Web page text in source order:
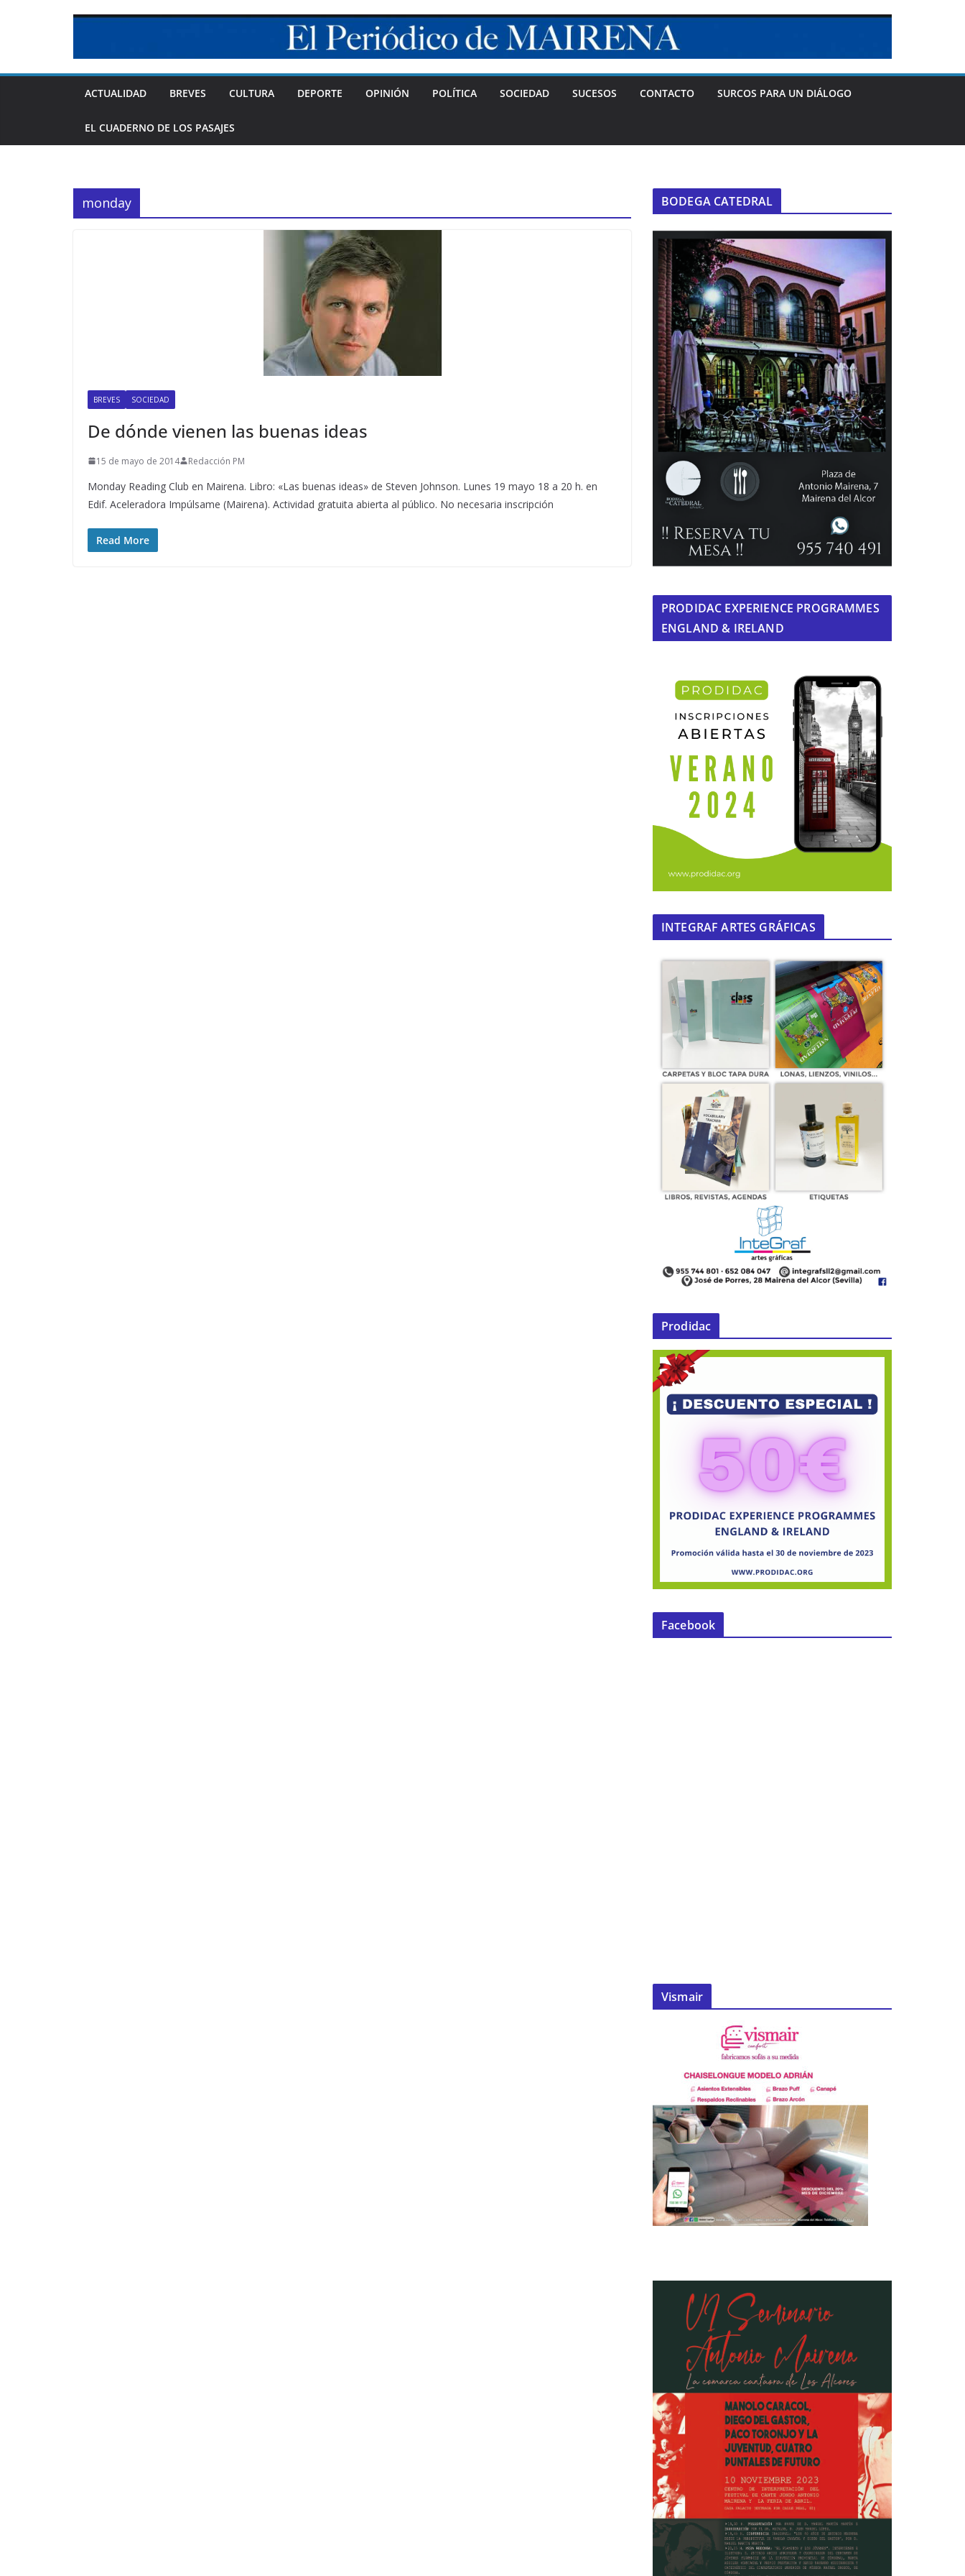
ACTUALIDAD BREVES CULTURA DEPORTE OPINIÓN POLÍTICA SOCIEDAD SUCESOS CONTACTO SURCOS PARA UN DIÁLOGO
EL CUADERNO DE LOS PASAJES
monday
BREVES SOCIEDAD
De dónde vienen las buenas ideas
15 de mayo de 2014 Redacción PM
Monday Reading Club en Mairena. Libro: «Las buenas ideas» de Steven Johnson. Lunes 19 mayo 18 a 20 h. en
Edif. Aceleradora Impúlsame (Mairena). Actividad gratuita abierta al público. No necesaria inscripción
Read More
BODEGA CATEDRAL
PRODIDAC EXPERIENCE PROGRAMMES
ENGLAND & IRELAND
INTEGRAF ARTES GRÁFICAS
Prodidac
Facebook
Vismair